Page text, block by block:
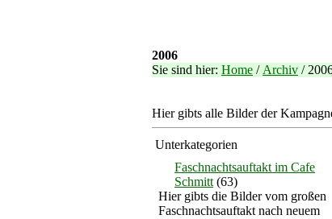
2006
Sie sind hier: Home / Archiv /
Hier gibts alle Bilder der
Unterkategorien
Faschnachtsauftakt im Cafe
Schmitt (63)
Hier gibts die Bilder vom großen
Faschnachtsauftakt nach neuem